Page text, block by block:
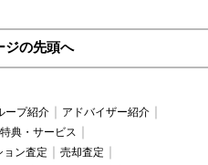
ジの先頭へ
ープ紹介
アドバイザー紹介
特典・サービス
ョン査定
売却査定